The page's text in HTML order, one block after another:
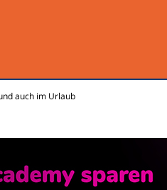
auch im Urlaub